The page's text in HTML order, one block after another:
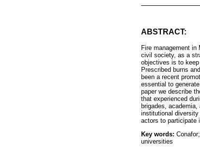
ABSTRACT:
Fire management
civil society, as a
objectives is to
Prescribed burns
been a recent
essential to
paper we describe
that experienced
brigades,
institutional
actors to participate
Key words: Conafor;
universities